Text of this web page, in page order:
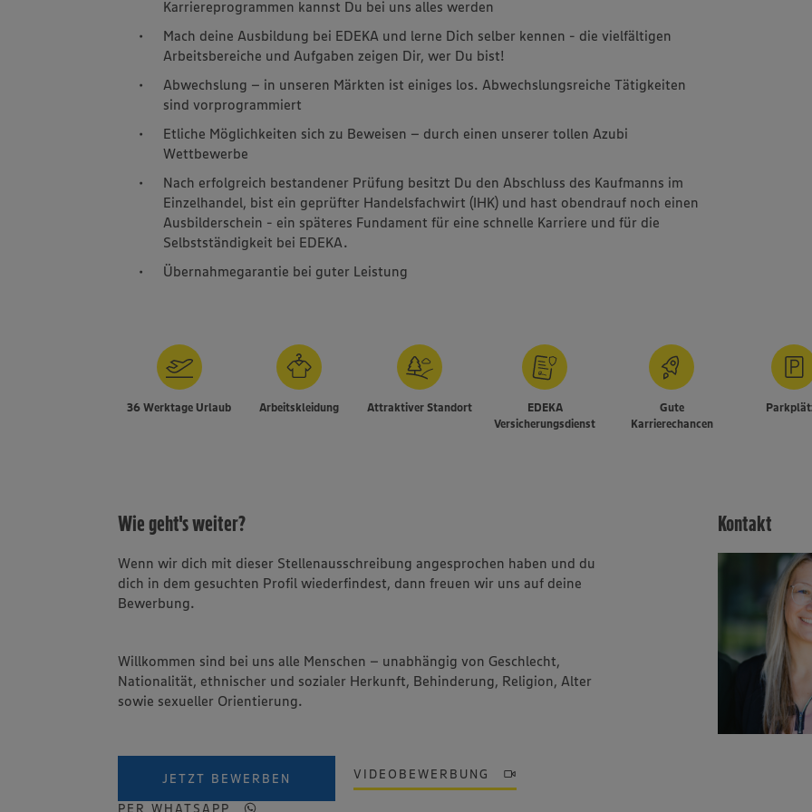
Karriereprogrammen kannst Du bei uns alles werden
Mach deine Ausbildung bei EDEKA und lerne Dich selber kennen - die vielfältigen
Arbeitsbereiche und Aufgaben zeigen Dir, wer Du bist!
Abwechslung – in unseren Märkten ist einiges los. Abwechslungsreiche Tätigkeiten
sind vorprogrammiert
Etliche Möglichkeiten sich zu Beweisen – durch einen unserer tollen Azubi
Wettbewerbe
Nach erfolgreich bestandener Prüfung besitzt Du den Abschluss des Kaufmanns im
Einzelhandel, bist ein geprüfter Handelsfachwirt (IHK) und hast obendrauf noch einen
Ausbilderschein - ein späteres Fundament für eine schnelle Karriere und für die
Selbstständigkeit bei EDEKA.
Übernahmegarantie bei guter Leistung
36 Werktage Urlaub Arbeitskleidung Attraktiver Standort
EDEKA
Versicherungsdienst
Gute
Karrierechancen
Wie geht's weiter?
Wenn wir dich mit dieser Stellenausschreibung angesprochen haben und du
dich in dem gesuchten Profil wiederfindest, dann freuen wir uns auf deine
Bewerbung.
Willkommen sind bei uns alle Menschen – unabhängig von Geschlecht,
Nationalität, ethnischer und sozialer Herkunft, Behinderung, Religion, Alter
sowie sexueller Orientierung.
JETZT BEWERBEN VIDEOBEWERBUNG
PER WHATSAPP
Kontakt